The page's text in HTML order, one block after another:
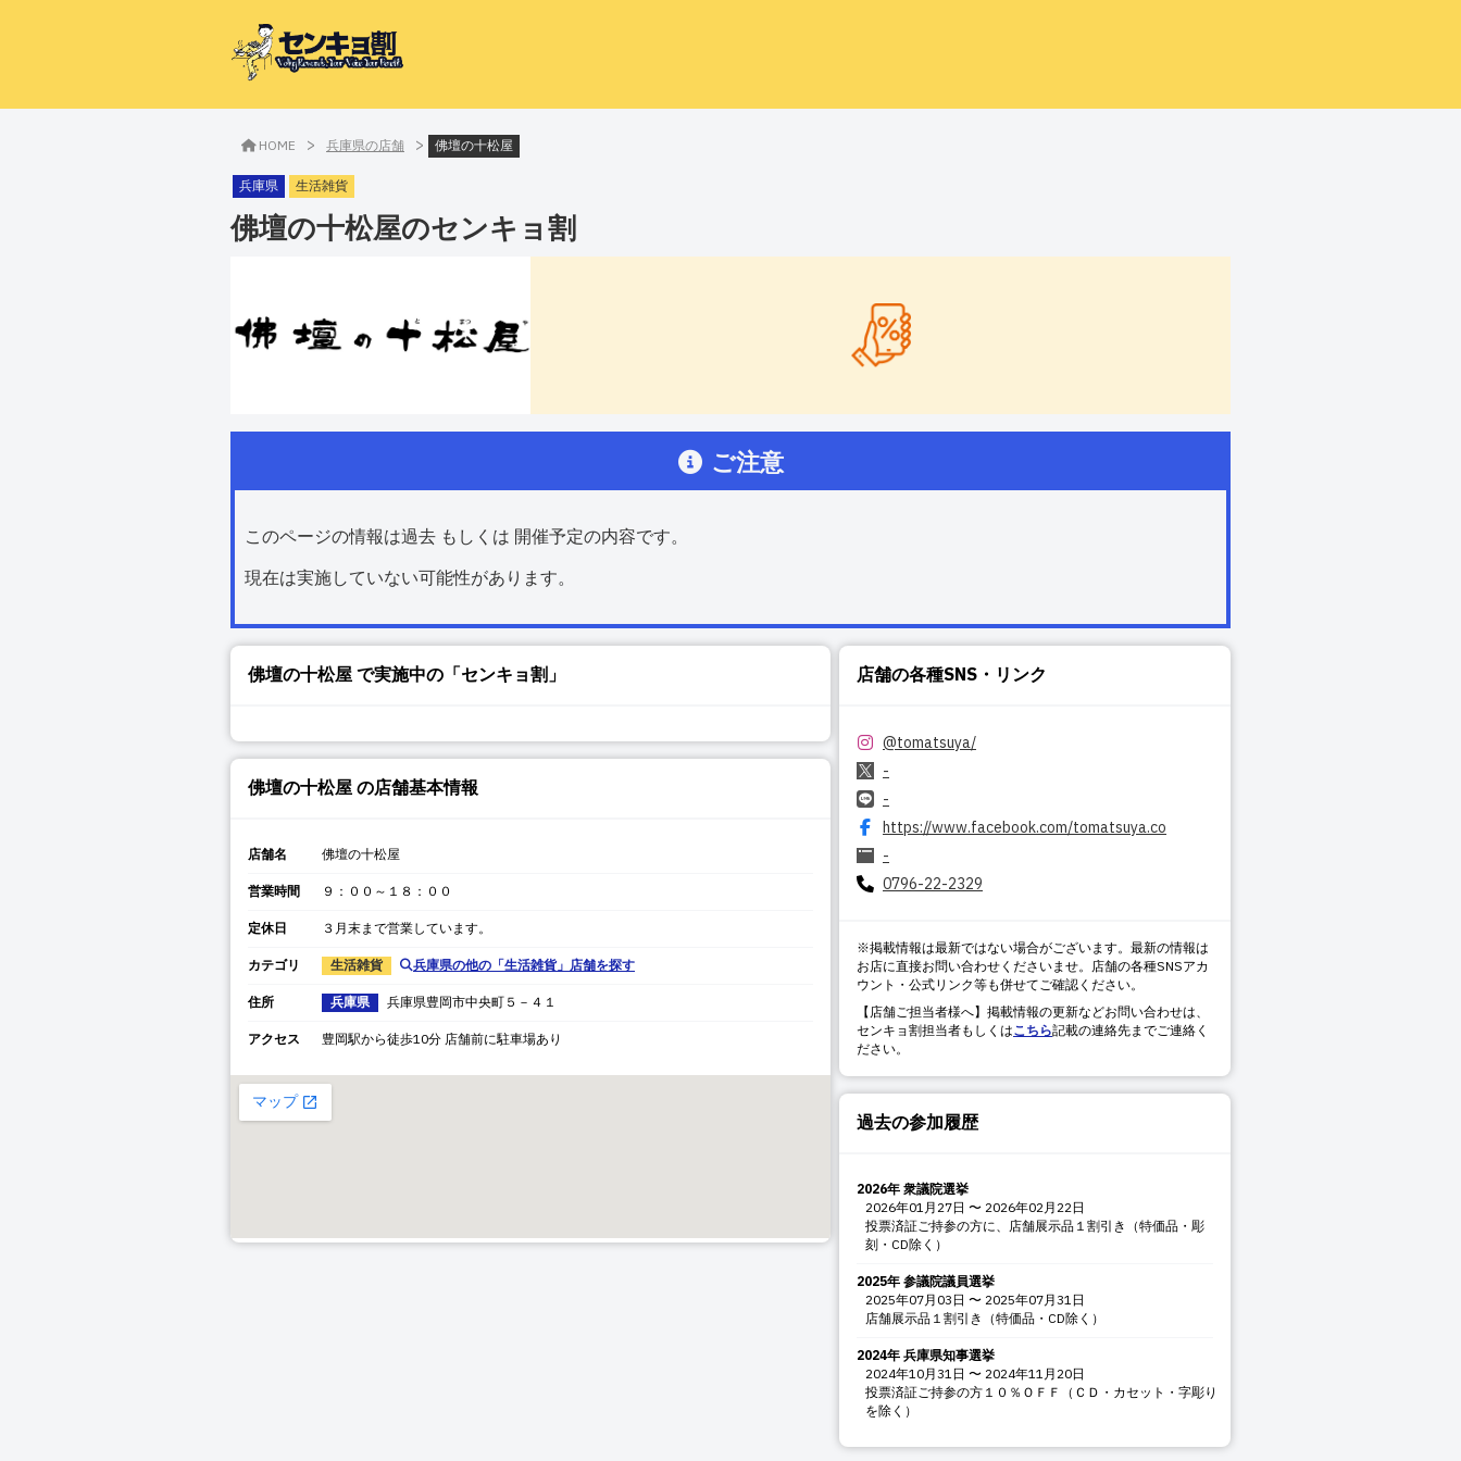
HOME > 兵庫県の店舗 > 佛壇の十松屋
兵庫県 生活雑貨
佛壇の十松屋のセンキョ割
ご注意
このページの情報は過去 もしくは 開催予定の内容です。
現在は実施していない可能性があります。
佛壇の十松屋 で実施中の「センキョ割」
佛壇の十松屋 の店舗基本情報
店舗名 佛壇の十松屋
営業時間 ９：００～１８：００
定休日 ３月末まで営業しています。
カテゴリ 生活雑貨 兵庫県の他の「生活雑貨」店舗を探す
住所 兵庫県 兵庫県豊岡市中央町５－４１
アクセス 豊岡駅から徒歩10分 店舗前に駐車場あり
店舗の各種SNS・リンク
@tomatsuya/
-
-
https://www.facebook.com/tomatsuya.co
-
0796-22-2329
※掲載情報は最新ではない場合がございます。最新の情報は
お店に直接お問い合わせくださいませ。店舗の各種SNSアカ
ウント・公式リンク等も併せてご確認ください。
【店舗ご担当者様へ】掲載情報の更新などお問い合わせは、
センキョ割担当者もしくはこちら記載の連絡先までご連絡く
ださい。
過去の参加履歴
2026年 衆議院選挙
2026年01月27日 〜 2026年02月22日
投票済証ご持参の方に、店舗展示品１割引き（特価品・彫
刻・CD除く）
2025年 参議院議員選挙
2025年07月03日 〜 2025年07月31日
店舗展示品１割引き（特価品・CD除く）
2024年 兵庫県知事選挙
2024年10月31日 〜 2024年11月20日
投票済証ご持参の方１０％ＯＦＦ（ＣＤ・カセット・字彫り
を除く）